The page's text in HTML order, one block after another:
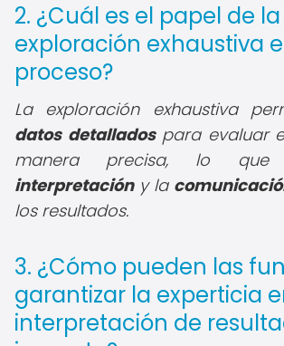
2. ¿Cuál es el papel de la
exploración exhaustiva
proceso?
La exploración exhaustiva
datos detalladospara evaluar
manera precisa, lo
interpretacióny la
los resultados.
3. ¿Cómo pueden las
garantizar la experticia
interpretación de